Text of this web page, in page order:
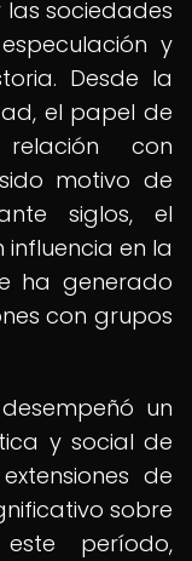
las sociedades
y
Desde la
el papel de
con
motivo de
siglos, el
en la
ha generado
con grupos
un
y social de
de
sobre
período,